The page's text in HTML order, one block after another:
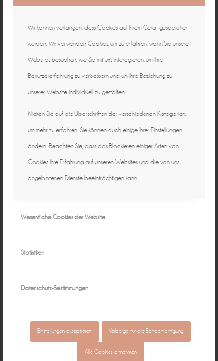
Wir können verlangen, dass Cookies auf Ihrem Gerät gespeichert
werden. Wir verwenden Cookies, um zu erfahren, wann Sie unsere
Websites besuchen, wie Sie mit uns interagieren, um Ihre
Benutzererfahrung zu verbessern und um Ihre Beziehung zu
unserer Website individuell zu gestalten
Klicken Sie auf die Überschriften der verschiedenen Kategorien,
um mehr zu erfahren. Sie können auch einige Ihrer Einstellungen
ändern. Beachten Sie, dass das Blockieren einiger Arten von
Cookies Ihre Erfahrung auf unseren Websites und die von uns
angebotenen Dienste beeinträchtigen kann.
Wesentliche Cookies der Website
Statistiken
Datenschutz-Bestimmungen
Einstellungen akzeptieren Verberge nur die Benachrichtigung
Alle Cookies annehmen